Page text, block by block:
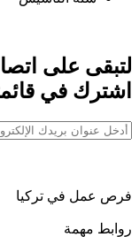
لتبقى على
اشترك في
فرص عمل في تركيا
روابط مهمة